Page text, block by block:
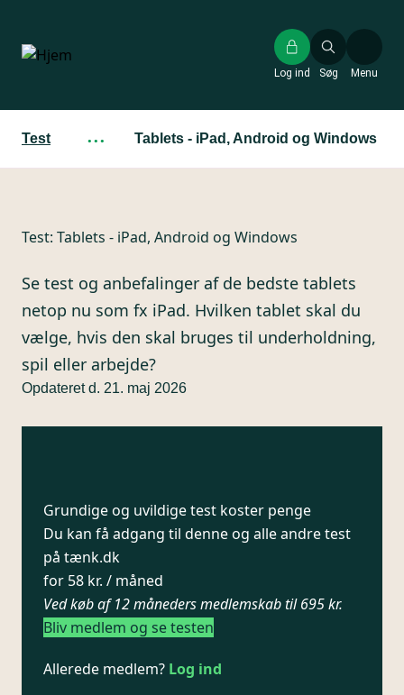
hovedindhold
Søg
Log ind Menu
Test ··· Tablets - iPad, Android og Windows
Test: Tablets - iPad, Android og Windows
Se test og anbefalinger af de bedste tablets
netop nu som fx iPad. Hvilken tablet skal du
vælge, hvis den skal bruges til underholdning,
spil eller arbejde?
Opdateret d. 21. maj 2026
Grundige og uvildige test koster penge
Du kan få adgang til denne og alle andre test
på tænk.dk
for 58 kr. / måned
Ved køb af 12 måneders medlemskab til 695 kr.
Bliv medlem og se testen
Allerede medlem? Log ind